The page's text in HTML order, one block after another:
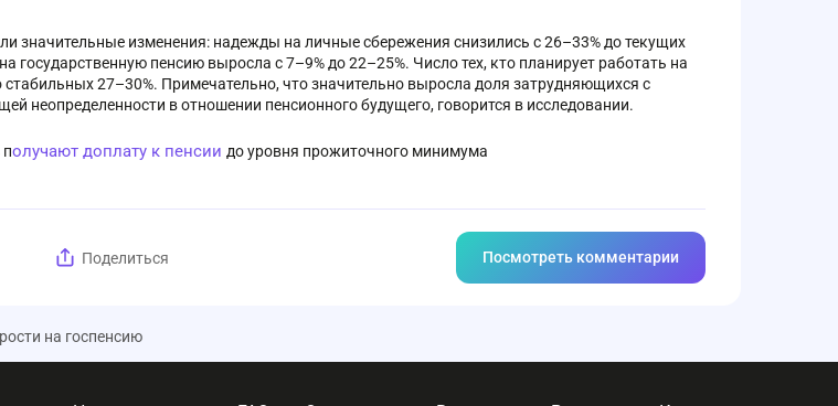
значительные изменения: надежды на личные сбережения снизились с 26–33% до текущих
государственную пенсию выросла с 7–9% до 22–25%. Число тех, кто планирует работать на
стабильных 27–30%. Примечательно, что значительно выросла доля затрудняющихся с
неопределенности в отношении пенсионного будущего, говорится в исследовании.
олучают доплату к пенсии до уровня прожиточного минимума
Поделиться Посмотреть комментарии
на госпенсию